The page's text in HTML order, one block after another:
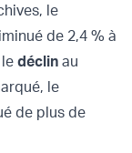
le
de 2,4 % à
déclin au
le
de plus de